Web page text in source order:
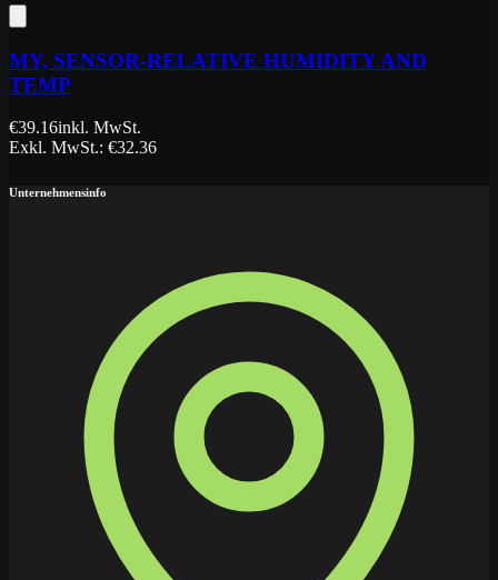
MY, SENSOR-RELATIVE HUMIDITY AND
TEMP
€39.16inkl. MwSt.
Exkl. MwSt.: €32.36
Unternehmensinfo